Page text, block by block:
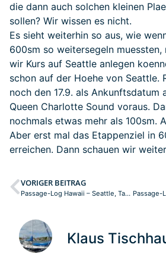
die dann auch solchen kleinen
sollen? Wir wissen es nicht.
Es sieht weiterhin so aus, wie
600sm so weitersegeln
wir Kurs auf Seattle anlegen
schon auf der Hoehe von Seattle.
noch den 17.9. als Ankunftsdatum
Queen Charlotte Sound voraus.
nochmals etwas mehr als 100sm.
Aber erst mal das Etappenziel in
erreichen. Dann schauen wir
VORIGER BEITRAG
Passage-Log Hawaii – Seattle, Tag: 7
Klaus